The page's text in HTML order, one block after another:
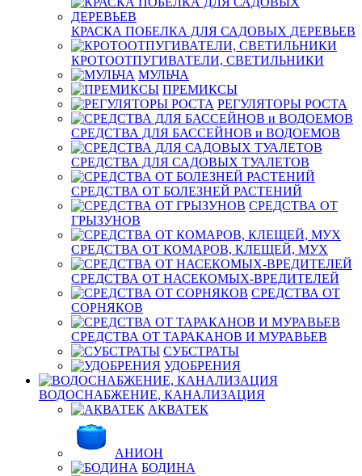
КРАСКА ПОБЕЛКА ДЛЯ САДОВЫХ ДЕРЕВЬЕВ
КРОТООТПУГИВАТЕЛИ, СВЕТИЛЬНИКИ
МУЛЬЧА
ПРЕМИКСЫ
РЕГУЛЯТОРЫ РОСТА
СРЕДСТВА ДЛЯ БАССЕЙНОВ и ВОДОЕМОВ
СРЕДСТВА ДЛЯ САДОВЫХ ТУАЛЕТОВ
СРЕДСТВА ОТ БОЛЕЗНЕЙ РАСТЕНИЙ
СРЕДСТВА ОТ
ГРЫЗУНОВ
СРЕДСТВА ОТ КОМАРОВ, КЛЕЩЕЙ, МУХ
СРЕДСТВА ОТ НАСЕКОМЫХ-ВРЕДИТЕЛЕЙ
СРЕДСТВА ОТ
СОРНЯКОВ
СРЕДСТВА ОТ ТАРАКАНОВ И МУРАВЬЕВ
СУБСТРАТЫ
УДОБРЕНИЯ
ВОДОСНАБЖЕНИЕ, КАНАЛИЗАЦИЯ
АКВАТЕК
АНИОН
БОДИНА